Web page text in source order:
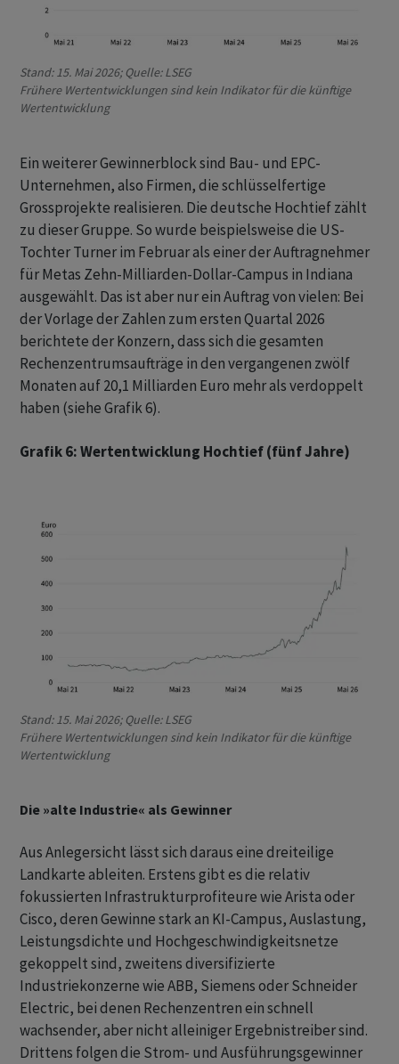
Stand: 15. Mai 2026; Quelle: LSEG
Frühere Wertentwicklungen sind kein Indikator für die künftige
Wertentwicklung
Ein weiterer Gewinnerblock sind Bau- und EPC-
Unternehmen, also Firmen, die schlüsselfertige
Grossprojekte realisieren. Die deutsche Hochtief zählt
zu dieser Gruppe. So wurde beispielsweise die US-
Tochter Turner im Februar als einer der Auftragnehmer
für Metas Zehn-Milliarden-Dollar-Campus in Indiana
ausgewählt. Das ist aber nur ein Auftrag von vielen: Bei
der Vorlage der Zahlen zum ersten Quartal 2026
berichtete der Konzern, dass sich die gesamten
Rechenzentrumsaufträge in den vergangenen zwölf
Monaten auf 20,1 Milliarden Euro mehr als verdoppelt
haben (siehe Grafik 6).
Grafik 6: Wertentwicklung Hochtief (fünf Jahre)
Stand: 15. Mai 2026; Quelle: LSEG
Frühere Wertentwicklungen sind kein Indikator für die künftige
Wertentwicklung
Die »alte Industrie« als Gewinner
Aus Anlegersicht lässt sich daraus eine dreiteilige
Landkarte ableiten. Erstens gibt es die relativ
fokussierten Infrastrukturprofiteure wie Arista oder
Cisco, deren Gewinne stark an KI-Campus, Auslastung,
Leistungsdichte und Hochgeschwindigkeitsnetze
gekoppelt sind, zweitens diversifizierte
Industriekonzerne wie ABB, Siemens oder Schneider
Electric, bei denen Rechenzentren ein schnell
wachsender, aber nicht alleiniger Ergebnistreiber sind.
Drittens folgen die Strom- und Ausführungsgewinner